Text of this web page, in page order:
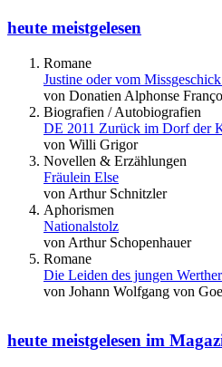
heute meistgelesen
Romane
Justine oder vom
von Donatien Alphonse
Biografien / Autobiografien
DE 2011 Zurück im Dorf der
von Willi Grigor
Novellen & Erzählungen
Fräulein Else
von Arthur Schnitzler
Aphorismen
Nationalstolz
von Arthur Schopenhauer
Romane
Die Leiden des jungen Werther
von Johann Wolfgang von
heute meistgelesen im